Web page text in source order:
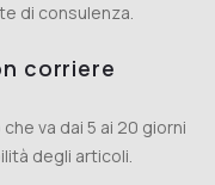
di consulenza.
corriere
va dai 5 ai 20 giorni
degli articoli.